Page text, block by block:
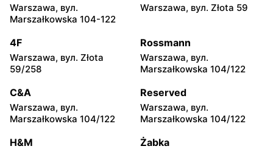
Górki, вул. Górki 71
Gumniska, вул. Gumniska
moje sklepy
Iwierzyce, вул. Iwierzyce
152A
moje sklepy
Tczew, вул. Franciszka
Żwirki 61
moje sklepy
Hyżne, вул. Hyżne 100
moje sklepy
Jarosław, вул. Pełkińska
147
moje sklepy moje sklepy
Warszawa, вул.
Marszałkowska 104-122
Warszawa, вул. Złota 59
4F
Warszawa, вул. Złota
59/258
Rossmann
Warszawa, вул.
Marszałkowska 104/122
C&A
Warszawa, вул.
Marszałkowska 104/122
Reserved
Warszawa, вул.
Marszałkowska 104/122
H&M Żabka